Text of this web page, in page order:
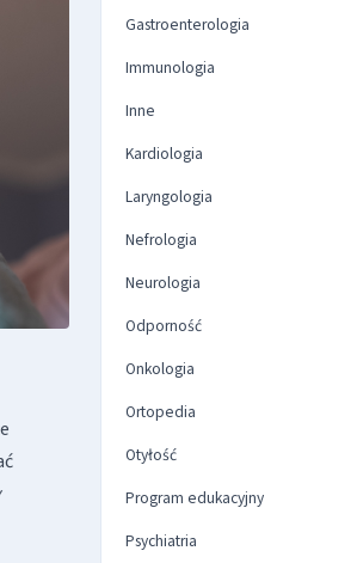
Gastroenterologia
Immunologia
Inne
Kardiologia
Laryngologia
Nefrologia
Neurologia
Odporność
Onkologia
Ortopedia
Otyłość
Program edukacyjny
Psychiatria